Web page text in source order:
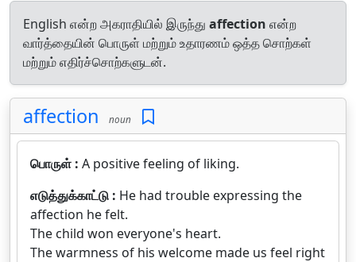
English என்ற அகராதியில் இருந்து affection என்ற
வார்த்தையின் பொருள் மற்றும் உதாரணம் ஒத்த சொற்கள்
மற்றும் எதிர்ச்சொற்களுடன்.
affection noun
பொருள் : A positive feeling of liking.
எடுத்துக்காட்டு : He had trouble expressing the
affection he felt.
The child won everyone's heart.
The warmness of his welcome made us feel right